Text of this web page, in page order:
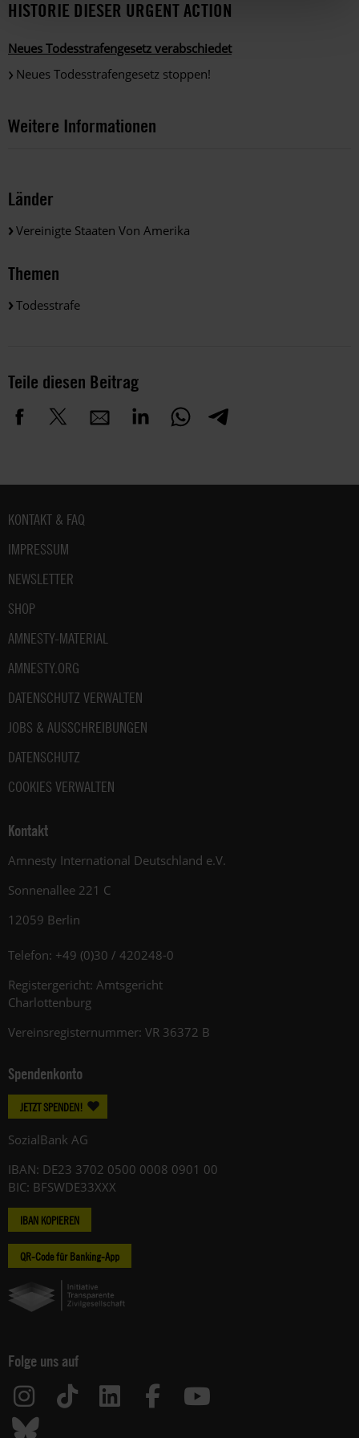
HISTORIE DIESER URGENT ACTION
Neues Todesstrafengesetz verabschiedet
Neues Todesstrafengesetz stoppen!
Weitere Informationen
Länder
Vereinigte Staaten Von Amerika
Themen
Todesstrafe
Teile diesen Beitrag
Fußbereich
KONTAKT & FAQ
IMPRESSUM
NEWSLETTER
SHOP
AMNESTY-MATERIAL
AMNESTY.ORG
DATENSCHUTZ VERWALTEN
JOBS & AUSSCHREIBUNGEN
DATENSCHUTZ
COOKIES VERWALTEN
Kontakt
Amnesty International Deutschland e.V.
Sonnenallee 221 C
12059 Berlin
Telefon: +49 (0)30 / 420248-0
Registergericht: Amtsgericht
Charlottenburg
Vereinsregisternummer: VR 36372 B
Spendenkonto
JETZT SPENDEN!
SozialBank AG
IBAN: DE23 3702 0500 0008 0901 00
BIC: BFSWDE33XXX
IBAN KOPIEREN
QR-Code für Banking-App
Folge uns auf